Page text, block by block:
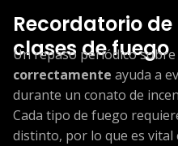
Recordatorio
clases de fuego
Un repaso periódico sobre
correctamente ayuda a
durante un conato de
Cada tipo de fuego
distinto, por lo que es vital